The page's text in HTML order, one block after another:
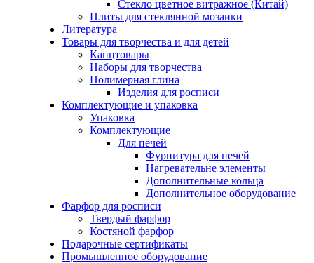
Стекло цветное витражное (Китай)
Плиты для стеклянной мозаики
Литература
Товары для творчества и для детей
Канцтовары
Наборы для творчества
Полимерная глина
Изделия для росписи
Комплектующие и упаковка
Упаковка
Комплектующие
Для печей
Фурнитура для печей
Нагревательне элементы
Дополнительные кольца
Дополнительное оборудование
Фарфор для росписи
Твердый фарфор
Костяной фарфор
Подарочные сертификаты
Промышленное оборудование